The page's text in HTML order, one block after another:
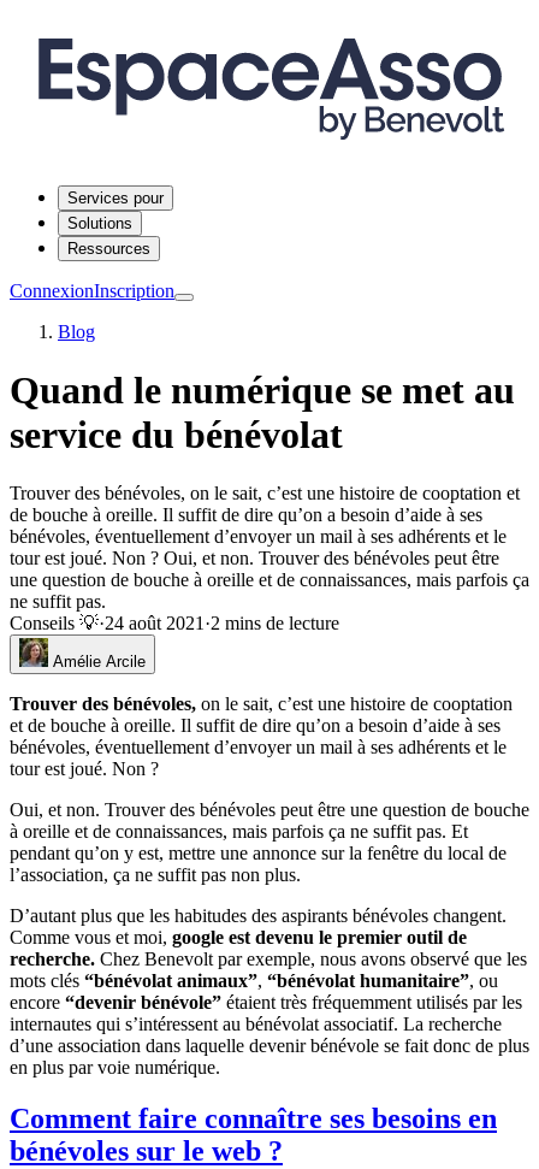
Services pour
Solutions
Ressources
ConnexionInscription
Blog
Quand le numérique se met au
service du bénévolat
Trouver des bénévoles, on le sait, c’est une histoire de cooptation et
de bouche à oreille. Il suffit de dire qu’on a besoin d’aide à ses
bénévoles, éventuellement d’envoyer un mail à ses adhérents et le
tour est joué. Non ? Oui, et non. Trouver des bénévoles peut être
une question de bouche à oreille et de connaissances, mais parfois ça
ne suffit pas.
Conseils 💡·24 août 2021·2 mins de lecture
Amélie Arcile
Trouver des bénévoles, on le sait, c’est une histoire de cooptation
et de bouche à oreille. Il suffit de dire qu’on a besoin d’aide à ses
bénévoles, éventuellement d’envoyer un mail à ses adhérents et le
tour est joué. Non ?
Oui, et non. Trouver des bénévoles peut être une question de bouche
à oreille et de connaissances, mais parfois ça ne suffit pas. Et
pendant qu’on y est, mettre une annonce sur la fenêtre du local de
l’association, ça ne suffit pas non plus.
D’autant plus que les habitudes des aspirants bénévoles changent.
Comme vous et moi, google est devenu le premier outil de
recherche. Chez Benevolt par exemple, nous avons observé que les
mots clés “bénévolat animaux”, “bénévolat humanitaire”, ou
encore “devenir bénévole” étaient très fréquemment utilisés par les
internautes qui s’intéressent au bénévolat associatif. La recherche
d’une association dans laquelle devenir bénévole se fait donc de plus
en plus par voie numérique.
Comment faire connaître ses besoins en
bénévoles sur le web ?